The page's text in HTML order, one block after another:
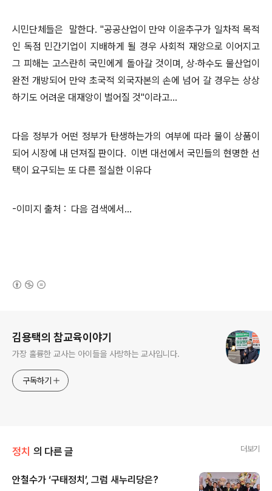
시민단체들은 말한다. "공공산업이 만약 이윤추구가 일차적 목적
인 독점 민간기업이 지배하게 될 경우 사회적 재앙으로 이어지고
그 피해는 고스란히 국민에게 돌아갈 것이며, 상·하수도 물산업이
완전 개방되어 만약 초국적 외국자본의 손에 넘어 갈 경우는 상상
하기도 어려운 대재앙이 벌어질 것"이라고...
다음 정부가 어떤 정부가 탄생하는가의 여부에 따라 물이 상품이
되어 시장에 내 던져질 판이다. 이번 대선에서 국민들의 현명한 선
택이 요구되는 또 다른 절실한 이유다
-이미지 출처 : 다음 검색에서...
김용택의 참교육이야기
가장 훌륭한 교사는 아이들을 사랑하는 교사입니다.
구독하기
정치 의 다른 글 더보기
안철수가 ‘구태정치’, 그럼 새누리당은?